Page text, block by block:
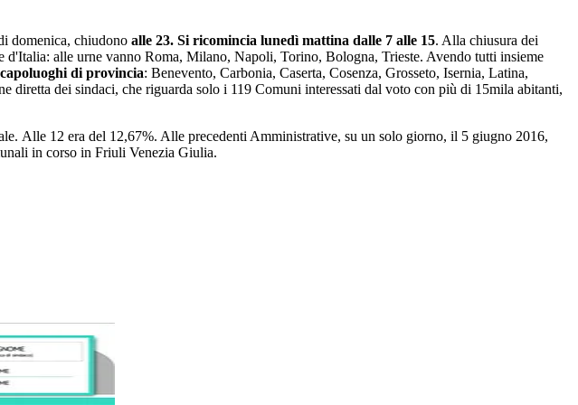
domenica, chiudono alle 23. Si ricomincia lunedì mattina dalle 7 alle 15. Alla chiusura dei
d'Italia: alle urne vanno Roma, Milano, Napoli, Torino, Bologna, Trieste. Avendo tutti insieme
di provincia: Benevento, Carbonia, Caserta, Cosenza, Grosseto, Isernia, Latina,
diretta dei sindaci, che riguarda solo i 119 Comuni interessati dal voto con più di 15mila abitanti,
Alle 12 era del 12,67%. Alle precedenti Amministrative, su un solo giorno, il 5 giugno 2016,
in corso in Friuli Venezia Giulia.